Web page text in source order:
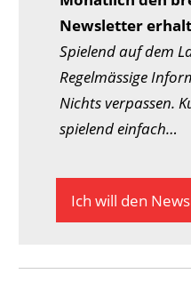
Newsletter
Spielend auf dem
Regelmässige
Nichts verpassen.
spielend einfach…
Ich will den